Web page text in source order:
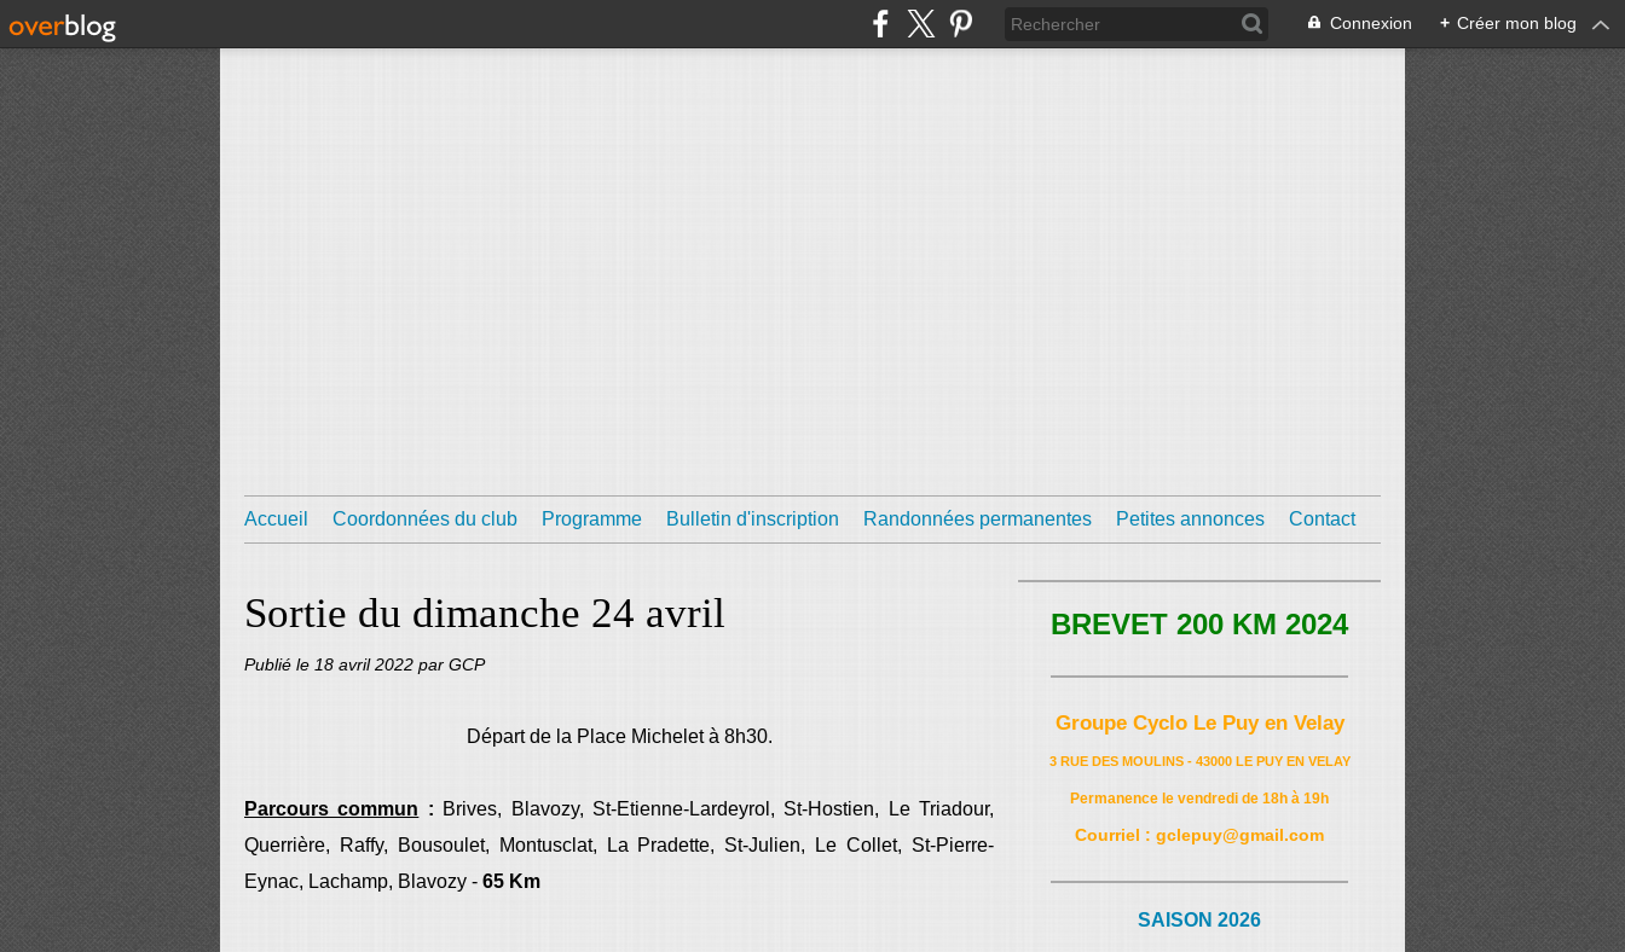
Connexion + Créer mon blog
Accueil Coordonnées du club Programme Bulletin d'inscription Randonnées permanentes Petites annonces Contact
Sortie du dimanche 24 avril
Publié le 18 avril 2022 par GCP
Départ de la Place Michelet à 8h30.
Parcours commun : Brives, Blavozy, St-Etienne-Lardeyrol, St-Hostien, Le Triadour,
Querrière, Raffy, Bousoulet, Montusclat, La Pradette, St-Julien, Le Collet, St-Pierre-
Eynac, Lachamp, Blavozy - 65 Km
BREVET 200 KM 2024
Groupe Cyclo Le Puy en Velay
3 RUE DES MOULINS - 43000 LE PUY EN VELAY
Permanence le vendredi de 18h à 19h
Courriel : gclepuy@gmail.com
SAISON 2026